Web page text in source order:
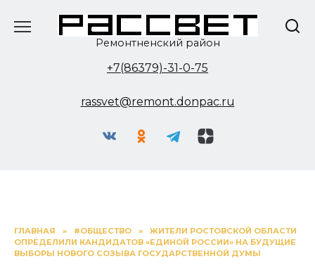
Ремонтненский район
+7(86379)-31-0-75
rassvet@remont.donpac.ru
ГЛАВНАЯ » #ОБЩЕСТВО »
ЖИТЕЛИ РОСТОВСКОЙ ОБЛАСТИ
ОПРЕДЕЛИЛИ КАНДИДАТОВ «ЕДИНОЙ РОССИИ» НА БУДУЩИЕ
ВЫБОРЫ НОВОГО СОЗЫВА ГОСУДАРСТВЕННОЙ ДУМЫ